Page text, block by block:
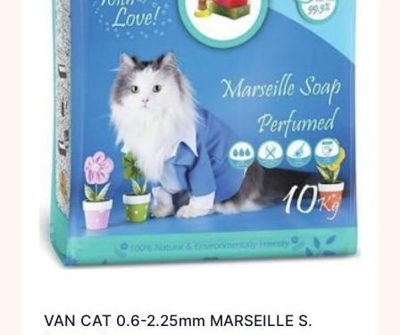
VAN CAT 0.6-2.25mm MARSEILLE S.